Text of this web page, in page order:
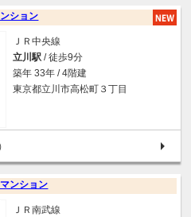
ション
ＪＲ中央線
立川駅 / 徒歩9分
築年 33年 / 4階建
東京都立川市高松町３丁目
）
ンション
ＪＲ南武線